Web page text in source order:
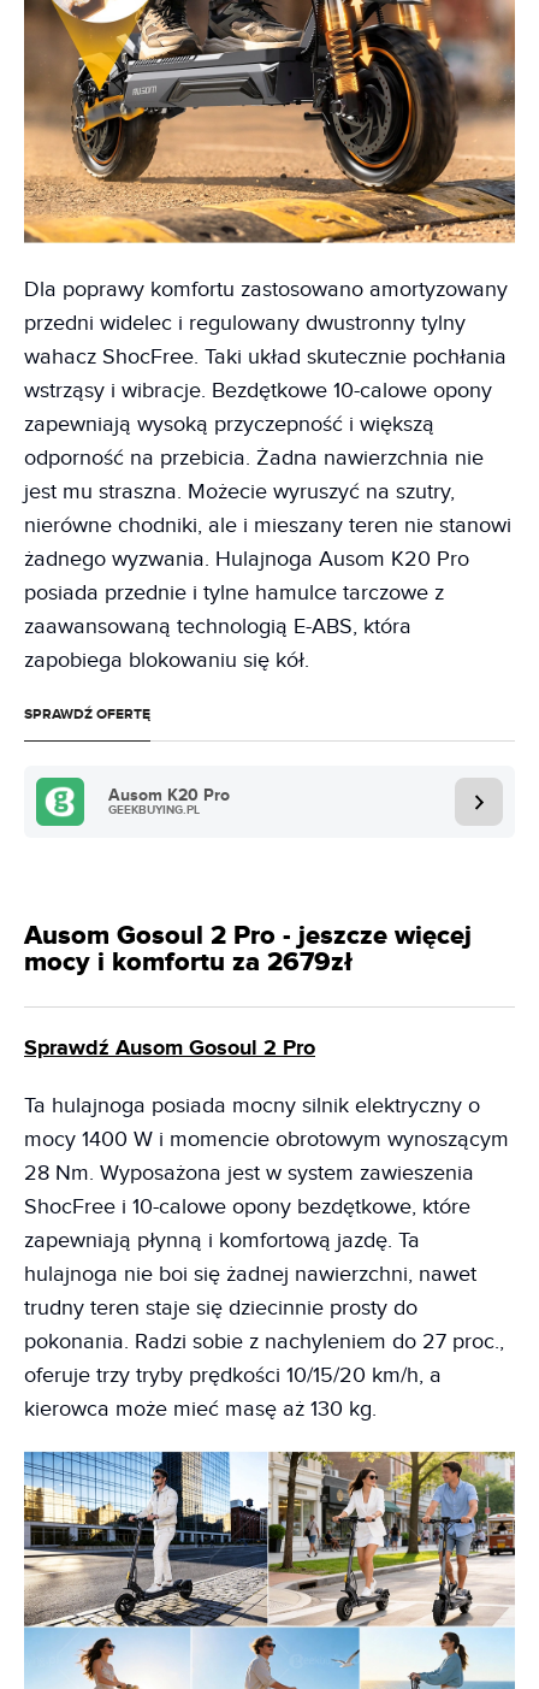
Dla poprawy komfortu zastosowano amortyzowany
przedni widelec i regulowany dwustronny tylny
wahacz ShocFree. Taki układ skutecznie pochłania
wstrząsy i wibracje. Bezdętkowe 10-calowe opony
zapewniają wysoką przyczepność i większą
odporność na przebicia. Żadna nawierzchnia nie
jest mu straszna. Możecie wyruszyć na szutry,
nierówne chodniki, ale i mieszany teren nie stanowi
żadnego wyzwania. Hulajnoga Ausom K20 Pro
posiada przednie i tylne hamulce tarczowe z
zaawansowaną technologią E-ABS, która
zapobiega blokowaniu się kół.
SPRAWDŹ OFERTĘ
Ausom K20 Pro
GEEKBUYING.PL
Ausom Gosoul 2 Pro - jeszcze więcej
mocy i komfortu za 2679zł
Sprawdź Ausom Gosoul 2 Pro
Ta hulajnoga posiada mocny silnik elektryczny o
mocy 1400 W i momencie obrotowym wynoszącym
28 Nm. Wyposażona jest w system zawieszenia
ShocFree i 10-calowe opony bezdętkowe, które
zapewniają płynną i komfortową jazdę. Ta
hulajnoga nie boi się żadnej nawierzchni, nawet
trudny teren staje się dziecinnie prosty do
pokonania. Radzi sobie z nachyleniem do 27 proc.,
oferuje trzy tryby prędkości 10/15/20 km/h, a
kierowca może mieć masę aż 130 kg.